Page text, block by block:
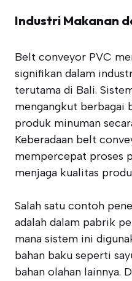
Industri Makanan
Belt conveyor PVC
signifikan dalam
terutama di Bali.
mengangkut berbagai
produk minuman
Keberadaan belt
mempercepat proses
menjaga kualitas
Salah satu contoh
adalah dalam pabrik
mana sistem ini
bahan baku seperti
bahan olahan lainnya.